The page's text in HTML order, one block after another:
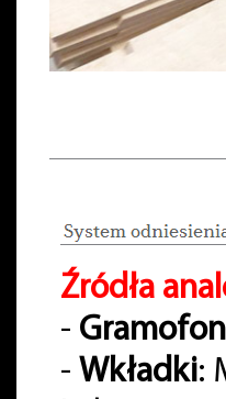
Źródła
- Gramofon
- Wkładki: